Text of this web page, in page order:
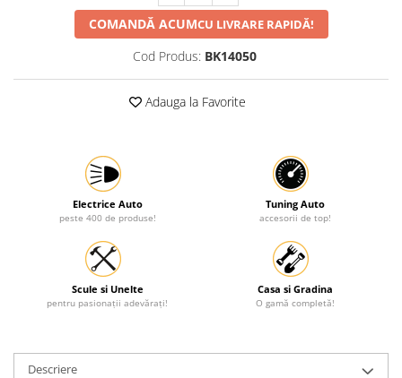
Tunuri de caldura si aeroteme
Utilaje constructie
COMANDĂ ACUMCU LIVRARE RAPIDĂ!
Cod Produs: BK14050
Adauga la Favorite
Electrice Auto
peste 400 de produse!
Tuning Auto
accesorii de top!
Scule si Unelte
pentru pasionații adevărați!
Casa si Gradina
O gamă completă!
Descriere